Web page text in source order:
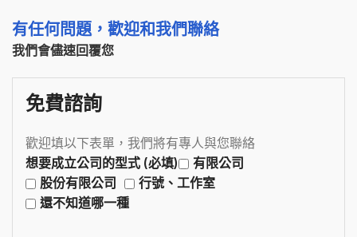
有任何問題，歡迎和我們聯絡
我們會儘速回覆您
免費諮詢
歡迎填以下表單，我們將有專人與您聯絡
想要成立公司的型式 (必填)
有限公司
股份有限公司
行號、工作室
還不知道哪一種